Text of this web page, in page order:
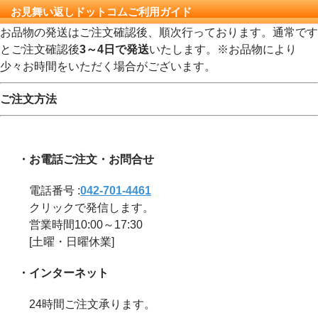
お見舞い返しドットコムご利用ガイド
お品物の発送はご注文確認後、順次行っております。通常です
とご注文確認後3～4日で発送いたします。※お品物により
少々お時間をいただく場合がございます。
ご注文方法
・お電話ご注文・お問合せ
電話番号 :042-701-4461
クリックで発信します。
営業時間10:00～17:30
[土曜・日曜休業]
・インターネット
24時間ご注文承ります。